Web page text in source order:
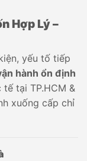
Hợp Lý –
yếu tố tiếp
hành ổn định
tại TP.HCM &
xuống cấp chỉ